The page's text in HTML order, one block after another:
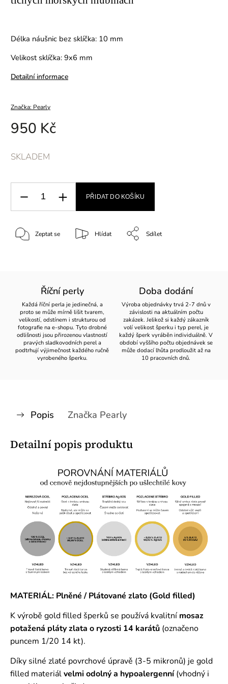
Délka náušnic bez sklíčka: 10 mm
Velikost sklíčka: 9x6 mm
Detailní informace
Značka: Pearly
950 Kč
SKLADEM
PŘIDAT DO KOŠÍKU
Zeptat se Hlídat Sdílet
Říční perly
Každá říční perla je jedinečná, a
proto se může mírně lišit tvarem,
velikostí, odstínem i strukturou od
fotografie na e-shopu. Tyto drobné
odlišnosti jsou přirozenou vlastností
pravých sladkovodních perel a
podtrhují výjimečnost každého ručně
vyrobeného šperku.
Doba dodání
Výroba objednávky trvá 2-7 dnů v
závislosti na aktuálním počtu
zakázek. Jelikož si každý zákazník
volí velikost šperku i typ perel, je
každý šperk vyráběn individuálně. V
období vyššího počtu objednávek se
může dodací lhůta prodloužit až na
10 pracovních dnů.
Popis Značka Pearly
Detailní popis produktu
MATERIÁL: Plněné / Plátované zlato (Gold filled)
K výrobě gold filled šperků se používá kvalitní mosaz
potažená pláty zlata o ryzosti 14 karátů (označeno
puncem 1/20 14 kt).
Díky silné zlaté povrchové úpravě (3-5 mikronů) je gold
filled materiálvelmi odolný a hypoalergenní(vhodný i